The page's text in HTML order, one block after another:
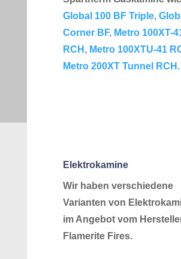
Global 100 BF Triple,
Corner BF, Metro 100XT-
RCH, Metro 100XTU-41
Metro 200XT Tunnel RCH.
Elektrokamine
Wir haben verschiedene
Varianten von
im Angebot vom
Flamerite Fires.